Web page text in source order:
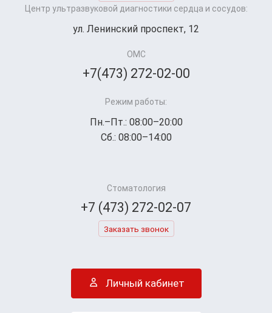
Центр ультразвуковой диагностики сердца и сосудов:
ул. Ленинский проспект, 12
ОМС
+7(473) 272-02-00
Режим работы:
Пн.–Пт.: 08:00–20:00
Сб.: 08:00–14:00
Стоматология
+7 (473) 272-02-07
Заказать звонок
Личный кабинет